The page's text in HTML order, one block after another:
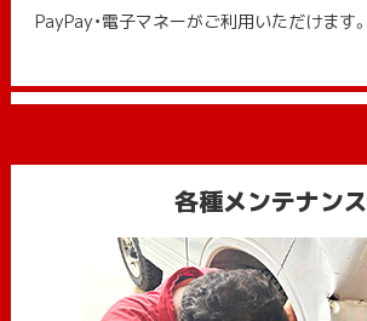
PayPay・電子マネーがご利用いただけます。
各種メンテナンス